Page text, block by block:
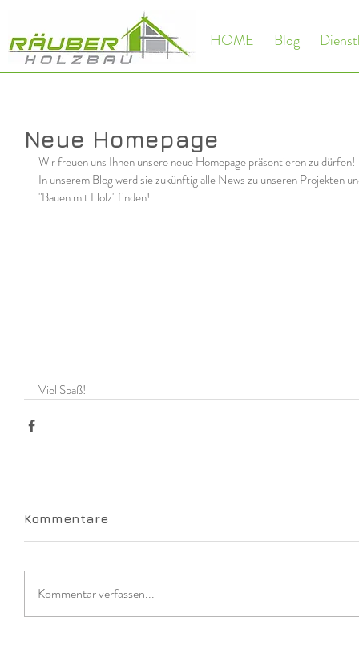
HOME Blog
Neue Homepage
Wir freuen uns Ihnen unsere neue Homepage präsentieren zu dürfen!
In unserem Blog werd sie zukünftig alle News zu unseren Projekten
"Bauen mit Holz" finden!
Viel Spaß!
Kommentare
Kommentar verfassen...